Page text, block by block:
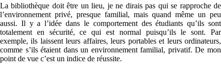
La bibliothèque doit être un lieu, je ne dirais pas qui se rapproche de
l’environnement privé, presque familial, mais quand même un peu
aussi. Il y a l’idée dans le comportement des étudiants qu’ils sont
totalement en sécurité, ce qui est normal puisqu’ils le sont. Par
exemple, ils laissent leurs affaires, leurs portables et leurs ordinateurs,
comme s’ils étaient dans un environnement familial, privatif. De mon
point de vue c’est un indice de réussite.